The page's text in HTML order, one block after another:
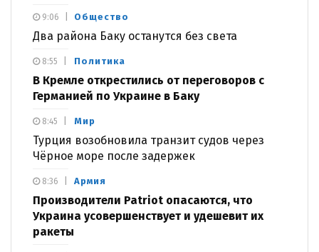
Общество
Два района Баку останутся без света
9:06
Политика
В Кремле открестились от переговоров с
Германией по Украине в Баку
8:55
Мир
Турция возобновила транзит судов через
Чёрное море после задержек
8:45
Армия
Производители Patriot опасаются, что
Украина усовершенствует и удешевит их
ракеты
8:36